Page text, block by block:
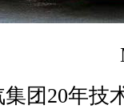
团20年技